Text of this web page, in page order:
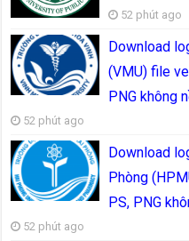
52 phút ago
Download
(VMU) file
PNG không
52 phút ago
Download
Phòng
PS, PNG
52 phút ago